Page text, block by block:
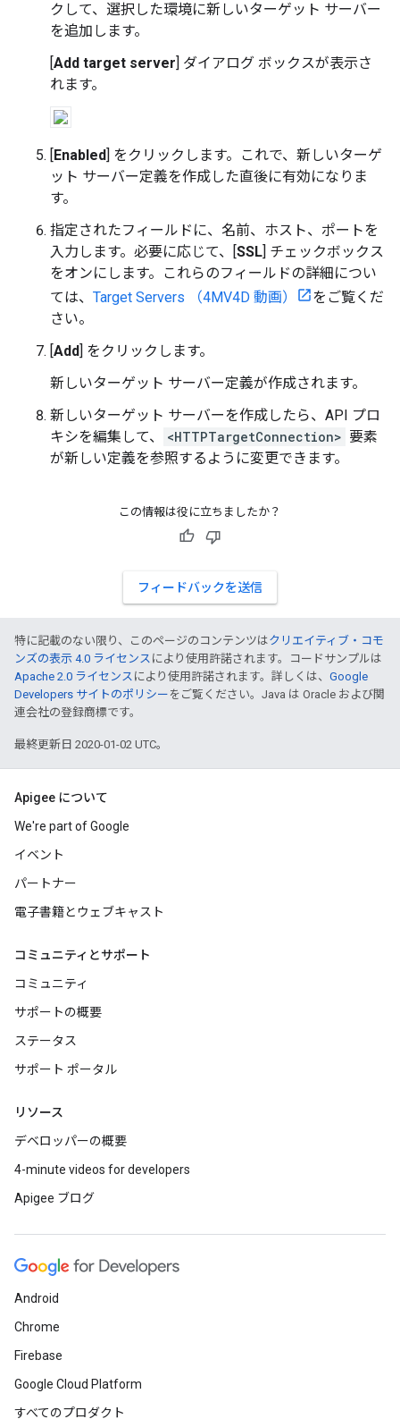
クして、選択した環境に新しいターゲット サーバー
を追加します。
[Add target server] ダイアログ ボックスが表示さ
れます。
[Enabled] をクリックします。これで、新しいターゲ
ット サーバー定義を作成した直後に有効になりま
す。
指定されたフィールドに、名前、ホスト、ポートを
入力します。必要に応じて、[SSL] チェックボックス
をオンにします。これらのフィールドの詳細につい
ては、 Target Servers （4MV4D 動画）
をご覧くだ
さい。
[Add] をクリックします。
新しいターゲット サーバー定義が作成されます。
新しいターゲット サーバーを作成したら、API プロ
キシを編集して、
<HTTPTargetConnection> 要素
が新しい定義を参照するように変更できます。
この情報は役に立ちましたか？
フィードバックを送信
特に記載のない限り、このページのコンテンツはクリエイティブ・コモ
ンズの表示 4.0 ライセンス により使用許諾されます。コードサンプルは
Apache 2.0 ライセンス により使用許諾されます。詳しくは、 Google
Developers サイトのポリシー をご覧ください。Java は Oracle および関
連会社の登録商標です。
最終更新日 2020-01-02 UTC。
Apigee について
We're part of Google
イベント
パートナー
電子書籍とウェブキャスト
コミュニティとサポート
コミュニティ
サポートの概要
ステータス
サポート ポータル
リソース
デベロッパーの概要
4-minute videos for developers
Apigee ブログ
Android
Chrome
Firebase
Google Cloud Platform
すべてのプロダクト